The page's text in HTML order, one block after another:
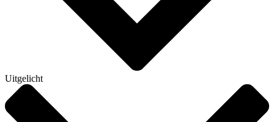
Uitgelicht